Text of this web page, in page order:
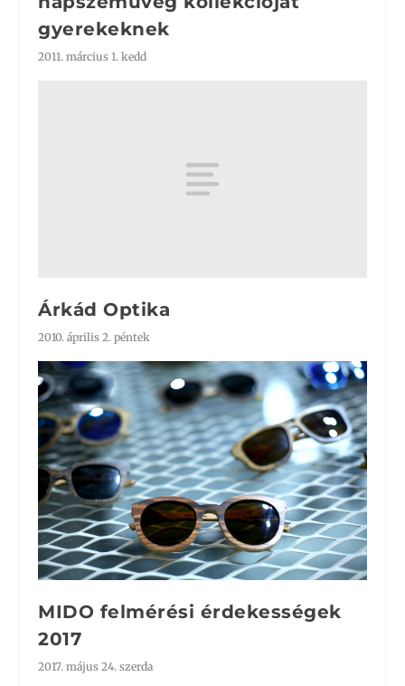
gyerekeknek
2011. március 1. kedd
Árkád Optika
2010. április 2. péntek
MIDO felmérési érdekességek
2017
2017. május 24. szerda